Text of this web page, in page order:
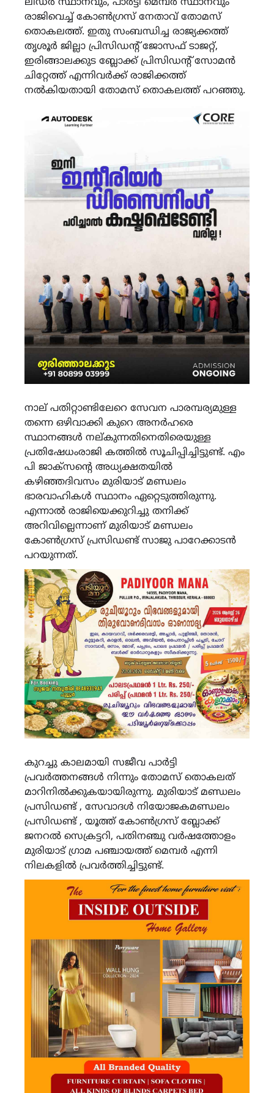
രാജിവെച്ച് കോൺഗ്രസ് നേതാവ് തോമസ്
തൊകലത്ത്. ഇതു സംബന്ധിച്ച രാജ്യക്കത്ത്
തൃശൂർ ജില്ലാ പ്രിസിഡൻ്റ് ജോസഫ് ടാജറ്റ്,
ഇരിങ്ങാലക്കുട ബ്ലോക്ക് പ്രിസിഡൻ്റ് സോമൻ
ചിറ്റേത്ത് എന്നിവർക്ക് രാജിക്കത്ത്
നൽകിയതായി തോമസ് തൊകലത്ത് പറഞ്ഞു.
നാല് പതിറ്റാണ്ടിലേറെ സേവന പാരമ്പര്യമുള്ള
തന്നെ ഒഴിവാക്കി കുറെ അനർഹരെ
സ്ഥാനങ്ങൾ നല്കുന്നതിനെതിരെയുള്ള
പ്രതിഷേധംരാജി കത്തിൽ സൂചിപ്പിച്ചിട്ടുണ്ട്. എം
പി ജാക്സന്റെ അധ്യക്ഷതയിൽ
കഴിഞ്ഞദിവസം മുരിയാട് മണ്ഡലം
ഭാരവാഹികൾ സ്ഥാനം ഏറ്റെടുത്തിരുന്നു.
എന്നാൽ രാജിയെക്കുറിച്ചു തനിക്ക്
അറിവില്ലെന്നാണ് മുരിയാട് മണ്ഡലം
കോൺഗ്രസ് പ്രസിഡണ്ട് സാജു പാറേക്കാടൻ
പറയുന്നത്.
കുറച്ചു കാലമായി സജീവ പാർട്ടി
പ്രവർത്തനങ്ങൾ നിന്നും തോമസ് തൊകലത്
മാറിനിൽക്കുകയായിരുന്നു. മുരിയാട് മണ്ഡലം
പ്രസിഡണ്ട് , സേവാദൾ നിയോജകമണ്ഡലം
പ്രസിഡണ്ട് , യൂത്ത് കോൺഗ്രസ് ബ്ലോക്ക്
ജനറൽ സെക്രട്ടറി, പതിനഞ്ചു വർഷത്തോളം
മുരിയാട് ഗ്രാമ പഞ്ചായത്ത് മെമ്പർ എന്നി
നിലകളിൽ പ്രവർത്തിച്ചിട്ടുണ്ട്.